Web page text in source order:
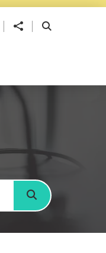
分享到 开启搜寻框
搜寻